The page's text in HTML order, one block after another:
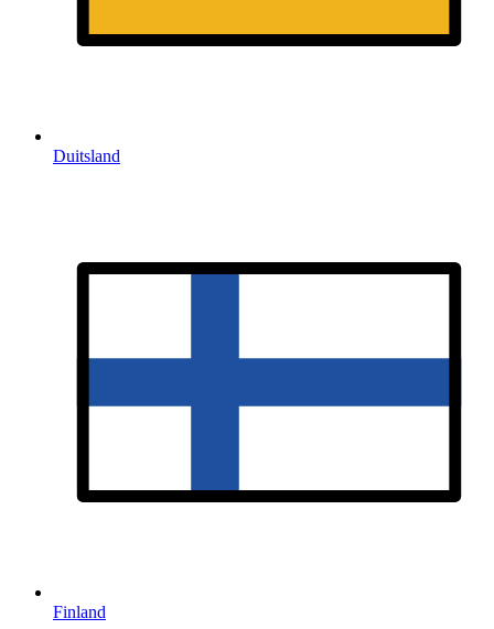
Duitsland
Finland